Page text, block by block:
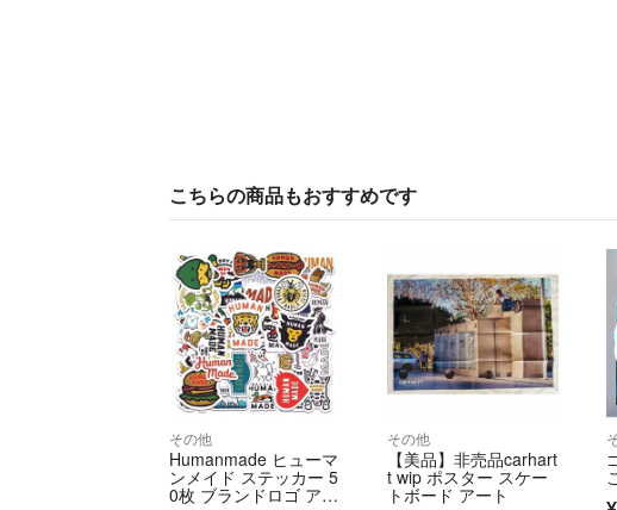
こちらの商品もおすすめです
その他
Humanmade ヒューマ
ンメイド ステッカー 5
0枚 ブランドロゴ アパ
その他
【美品】非売品carhart
t wip ポスター スケー
トボード アート